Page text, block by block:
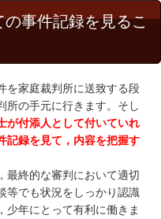
事件記録を見るこ
家庭裁判所に送致する段
所の手元に行きます。そし
が付添人として付いていれ
記録を見て，内容を把握す
終的な審判において適切
等でも状況をしっかり認識
少年にとって有利に働きま